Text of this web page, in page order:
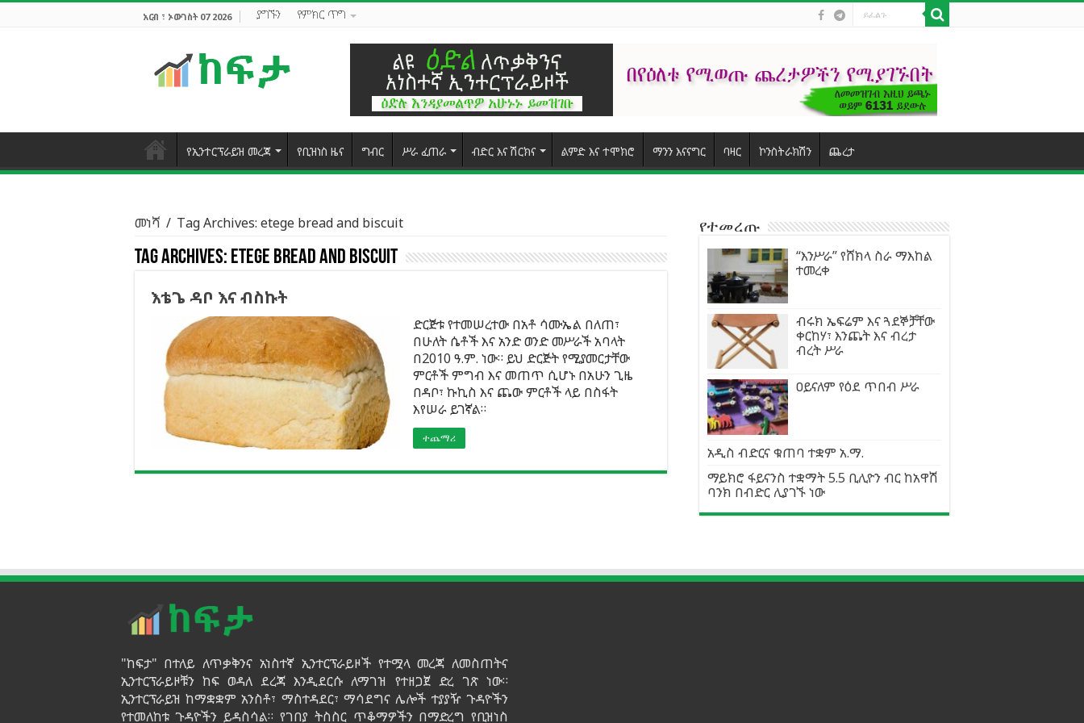
አርብ ፣ ኦውገስት 07 2026 ያግኙን የምክር ጥግ
የኢንተርፕራይዝ መረጃ የቢዝነስ ዜና ግብር ሥራ ፈጠራ ብድር እና ሽርክና ልምድ እና ተሞክሮ ማንን እናናግር ባዛር ኮንስትራክሽን ጨረታ
መነሻ / Tag Archives: etege bread and biscuit
Tag Archives: etege bread and biscuit
እቴጌ ዳቦ እና ብስኩት
ድርጅቱ የተመሠረተው በአቶ ሳሙኤል በለጠ፣
በሁለት ሴቶች እና አንድ ወንድ መሥራች አባላት
በ2010 ዓ.ም. ነው። ይህ ድርጅት የሚያመርታቸው
ምርቶች ምግብ እና መጠጥ ሲሆኑ በአሁን ጊዜ
በዳቦ፣ ኩኪስ እና ጨው ምርቶች ላይ በስፋት
እየሠራ ይገኛል።
ተጨማሪ
የተመረጡ
“እንሥራ” የሸክላ ስራ ማእከል
ተመረቀ
ብሩክ ኤፍሬም እና ጓደኞቻቸው
ቀርከሃ፣ እንጨት እና ብረታ
ብረት ሥራ
ዐይናለም የዕደ ጥበብ ሥራ
አዲስ ብድርና ቁጠባ ተቋም አ.ማ.
ማይክሮ ፋይናንስ ተቋማት 5.5 ቢሊዮን ብር ከአዋሽ
ባንክ በብድር ሊያገኙ ነው
"ከፍታ" በተለይ ለጥቃቅንና አነስተኛ ኢንተርፕራይዞች የተሟላ መረጃ ለመስጠትና
ኢንተርፕራይዞቹን ከፍ ወዳለ ደረጃ እንዲደርሱ ለማገዝ የተዘጋጀ ድረ ገጽ ነው።
ኢንተርፕራይዝ ከማቋቋም አንስቶ፣ ማስተዳደር፣ ማሳደግና ሌሎች ተያያዥ ጉዳዮችን
የተመለከቱ ጉዳዮችን ይዳስሳል። የገበያ ትስስር ጥቆማዎችን በማድረግ የቢዝነስ